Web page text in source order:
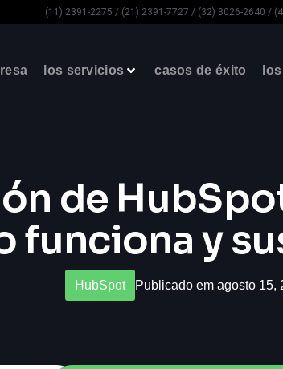
(11) 2391-2275 / (21) 2391-7727 / (32) 3026-2640 /
los servicios casos de éxito
de
funciona y
HubSpot Publicado em agosto 15,